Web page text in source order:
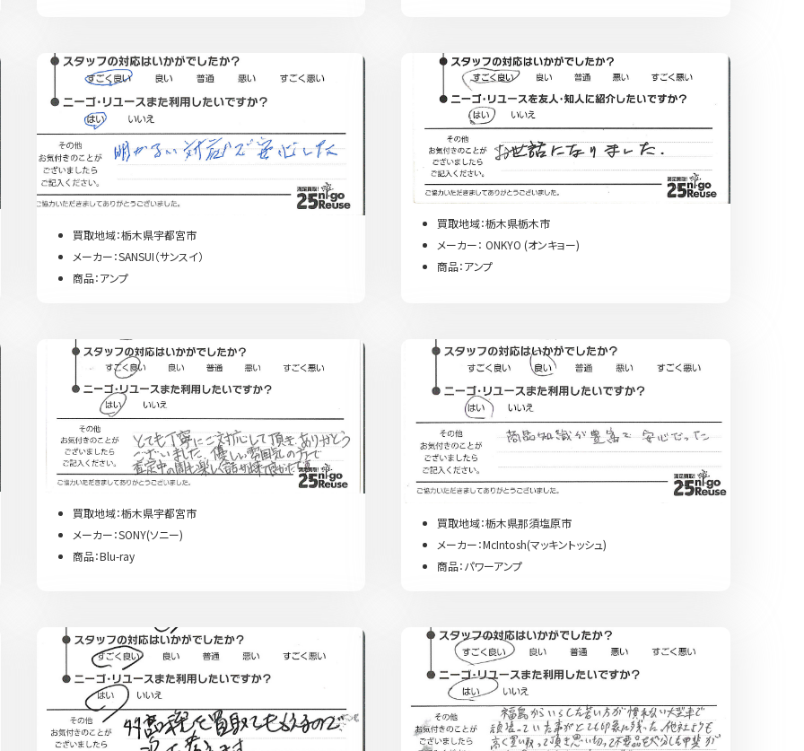
買取地域：栃木県宇都宮市
メーカー：SANSUI（サンスイ）
商品：アンプ
買取地域：栃木県栃木市
メーカー： ONKYO (オンキョー)
商品：アンプ
買取地域：栃木県宇都宮市
メーカー：SONY(ソニー)
商品：Blu-ray
買取地域：栃木県那須塩原市
メーカー：McIntosh(マッキントッシュ)
商品：パワーアンプ